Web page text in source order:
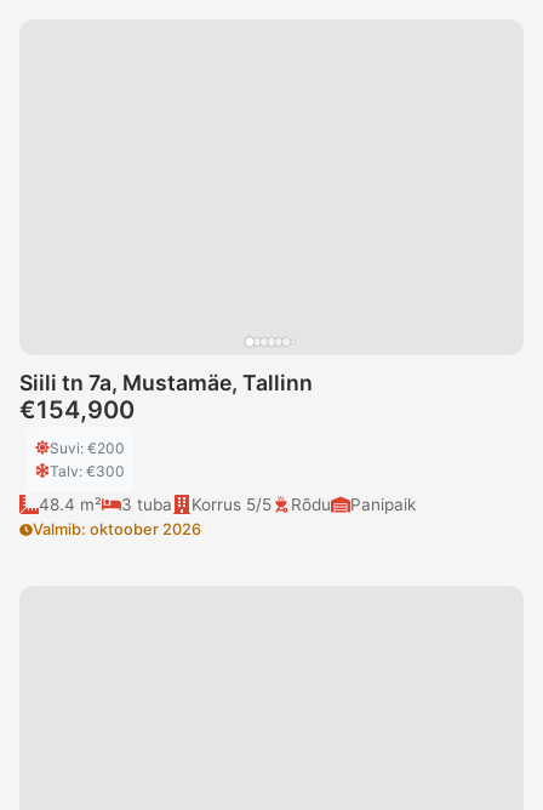
Siili tn 7a, Mustamäe, Tallinn
€154,900
Suvi: €200
Talv: €300
48.4 m² 3 tuba Korrus 5/5 Rõdu Panipaik
Valmib: oktoober 2026